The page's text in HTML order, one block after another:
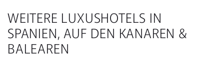
WEITERE LUXUSHOTELS IN
SPANIEN, AUF DEN KANAREN &
BALEAREN